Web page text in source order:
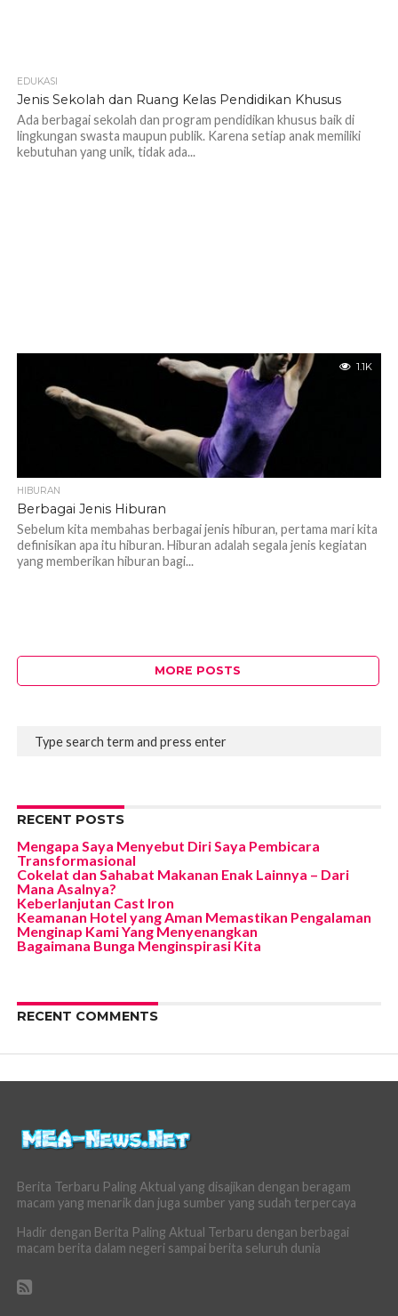
EDUKASI
Jenis Sekolah dan Ruang Kelas Pendidikan Khusus
Ada berbagai sekolah dan program pendidikan khusus baik di
lingkungan swasta maupun publik. Karena setiap anak memiliki
kebutuhan yang unik, tidak ada...
1.1K
HIBURAN
Berbagai Jenis Hiburan
Sebelum kita membahas berbagai jenis hiburan, pertama mari kita
definisikan apa itu hiburan. Hiburan adalah segala jenis kegiatan
yang memberikan hiburan bagi...
MORE POSTS
RECENT POSTS
Mengapa Saya Menyebut Diri Saya Pembicara
Transformasional
Cokelat dan Sahabat Makanan Enak Lainnya – Dari
Mana Asalnya?
Keberlanjutan Cast Iron
Keamanan Hotel yang Aman Memastikan Pengalaman
Menginap Kami Yang Menyenangkan
Bagaimana Bunga Menginspirasi Kita
RECENT COMMENTS
Berita Terbaru Paling Aktual yang disajikan dengan beragam
macam yang menarik dan juga sumber yang sudah terpercaya
Hadir dengan Berita Paling Aktual Terbaru dengan berbagai
macam berita dalam negeri sampai berita seluruh dunia